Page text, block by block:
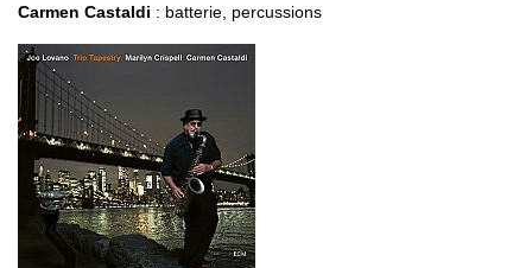
Carmen Castaldi : batterie, percussions